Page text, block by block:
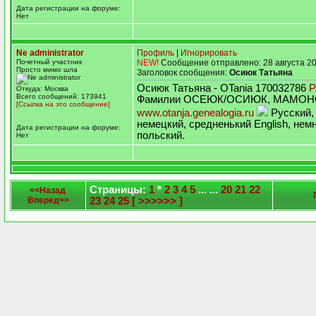
Дата регистрации на форуме:
Нет
Ne administrator
Почетный участник
Просто мимо шла
Откуда: Москва
Всего сообщений: 173941
[Ссылка на это сообщение]
Дата регистрации на форуме:
Нет
Профиль
Игнорировать
NEW! Сообщение отправлено: 28 августа
Заголовок сообщения: Осиюк Татьяна
Осиюк Татьяна - OTania 170032786
Фамилии ОСЕЮК/ОСИЮК,
www.otanja.genealogia.ru
немецкий, средненький English,
польский.
<<Назад
Вперед>>
Страницы: 1 * 2 3 4 5 ... ... 20 21 22
23 24 25 [ >>>>>> ]